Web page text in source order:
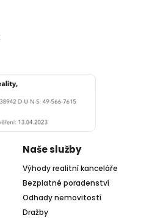
Naše služby
Výhody realitní kanceláře
Bezplatné poradenství
Odhady nemovitostí
Dražby